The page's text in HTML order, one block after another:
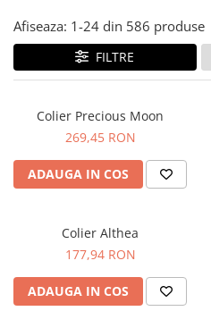
Afiseaza: 1-24 din 586 produse
FILTRE
Colier Precious Moon
269,45 RON
ADAUGA IN COS
Colier Althea
177,94 RON
ADAUGA IN COS